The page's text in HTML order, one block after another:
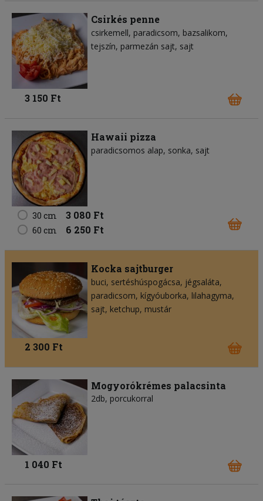
Csirkés penne
csirkemell paradicsom bazsalikom
tejszín parmezán sajt sajt
3 150 Ft
Hawaii pizza
paradicsomos alap sonka sajt
30 cm 3 080 Ft
60 cm 6 250 Ft
Kocka sajtburger
buci sertéshúspogácsa jégsaláta
paradicsom kígyóuborka lilahagyma
sajt ketchup mustár
2 300 Ft
Mogyorókrémes palacsinta
2db, porcukorral
1 040 Ft